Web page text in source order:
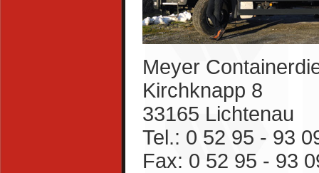
Meyer
Kirchknapp 8
33165 Lichtenau
Tel.: 0 52 95 - 93
Fax: 0 52 95 - 93